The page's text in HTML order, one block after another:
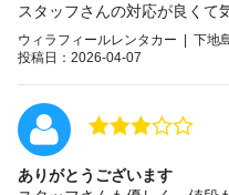
スタッフさんの対応が良くて
ウィラフィールレンタカー | 下地
投稿日：2026-04-07
ありがとうございます